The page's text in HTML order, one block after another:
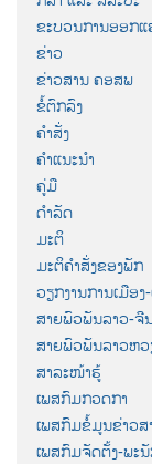
ຂະບວນການອອກແ
ຂ່າວ
ຂ່າວສານ ຄອສພ
ຂໍ້ຕົກລົງ
ຄຳສັ່ງ
ຄຳແນະນຳ
ຄູ່ມື
ດຳລັດ
ມະຕິ
ມະຕິຄຳສັ່ງຂອງພັກ
ວຽກງານການເມືອ
ສາຍພົວພັນລາວ-ຈີ
ສາຍພົວພັນລາວຫ
ສາລະໜ້າຮູ້
ເພສກົມກວດກາ
ເພສກົມຂໍ້ມູນຂ່າວ
ເພສກົມຈັດຕັ້ງ-ພະນັ